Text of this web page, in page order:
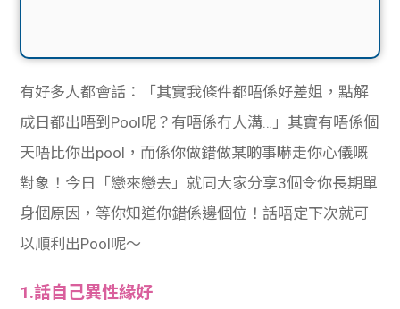
有好多人都會話：「其實我條件都唔係好差姐，點解
成日都出唔到Pool呢？有唔係冇人溝…」其實有唔係個
天唔比你出pool，而係你做錯做某啲事嚇走你心儀嘅
對象！今日「戀來戀去」就同大家分享3個令你長期單
身個原因，等你知道你錯係邊個位！話唔定下次就可
以順利出Pool呢～
1.話自己異性緣好